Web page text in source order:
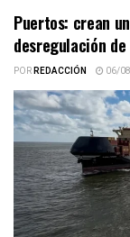
Puertos: crean
desregulación
PORREDACCIÓN 06/